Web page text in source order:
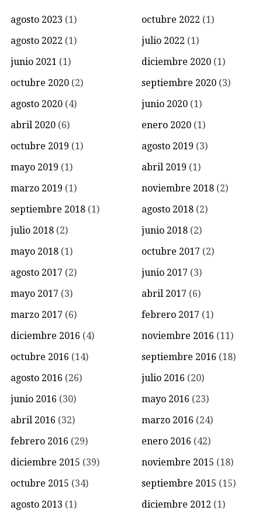
agosto 2023 (1) octubre 2022 (1)
agosto 2022 (1) julio 2022 (1)
junio 2021 (1) diciembre 2020 (1)
octubre 2020 (2) septiembre 2020 (3)
agosto 2020 (4) junio 2020 (1)
abril 2020 (6) enero 2020 (1)
octubre 2019 (1) agosto 2019 (3)
mayo 2019 (1) abril 2019 (1)
marzo 2019 (1) noviembre 2018 (2)
septiembre 2018 (1) agosto 2018 (2)
julio 2018 (2) junio 2018 (2)
mayo 2018 (1) octubre 2017 (2)
agosto 2017 (2) junio 2017 (3)
mayo 2017 (3) abril 2017 (6)
marzo 2017 (6) febrero 2017 (1)
diciembre 2016 (4) noviembre 2016 (11)
octubre 2016 (14) septiembre 2016 (18)
agosto 2016 (26) julio 2016 (20)
junio 2016 (30) mayo 2016 (23)
abril 2016 (32) marzo 2016 (24)
febrero 2016 (29) enero 2016 (42)
diciembre 2015 (39) noviembre 2015 (18)
octubre 2015 (34) septiembre 2015 (15)
agosto 2013 (1) diciembre 2012 (1)